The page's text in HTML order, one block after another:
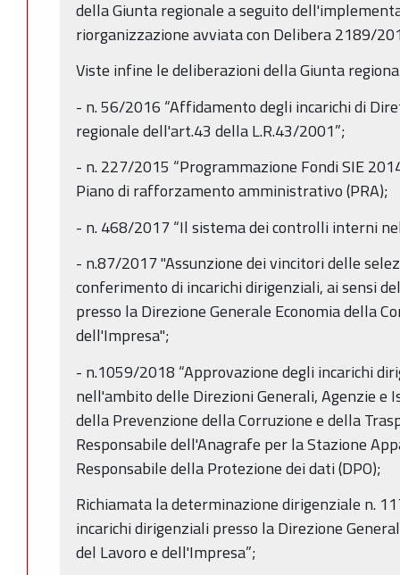
della Giunta regionale a seguito
riorganizzazione avviata con Delibera 2189/
Viste infine le deliberazioni della Giunta
- n. 56/2016 “Affidamento degli incarichi di
regionale dell'art.43 della L.R.43/2001”;
- n. 227/2015 “Programmazione Fondi SIE
Piano di rafforzamento amministrativo (PRA);
- n. 468/2017 “Il sistema dei controlli interni
- n.87/2017 "Assunzione dei vincitori delle
conferimento di incarichi dirigenziali, ai sensi
presso la Direzione Generale Economia della
dell'Impresa";
- n.1059/2018 “Approvazione degli incarichi
nell'ambito delle Direzioni Generali, Agenzie e
della Prevenzione della Corruzione e della
Responsabile dell'Anagrafe per la Stazione
Responsabile della Protezione dei dati (DPO);
Richiamata la determinazione dirigenziale n.
incarichi dirigenziali presso la Direzione
del Lavoro e dell'Impresa”;